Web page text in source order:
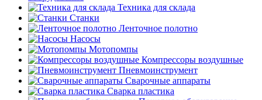
Техника для склада
Станки
Ленточное полотно
Насосы
Мотопомпы
Компрессоры воздушные
Пневмоинструмент
Сварочные аппараты
Сварка пластика